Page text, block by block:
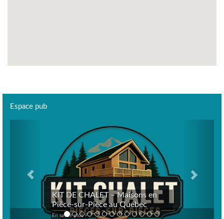
Espace pub
KIT DE CHALET – Maisons en
Pièce-sur-Pièce au Québec
En savoir plus >